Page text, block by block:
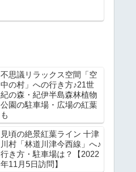
不思議リラックス空間「空
中の村」への行き方♪21世
紀の森・紀伊半島森林植物
公園の駐車場・広場の紅葉
も
見頃の絶景紅葉ライン 十津
川村「林道川津今西線」へ♪
行き方・駐車場は？【2022
年11月5日訪問】